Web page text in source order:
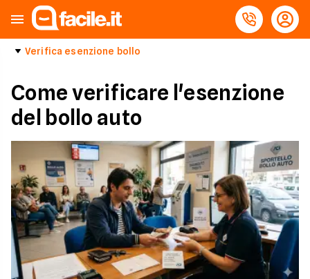
Verifica esenzione bollo
Come verificare l'esenzione
del bollo auto